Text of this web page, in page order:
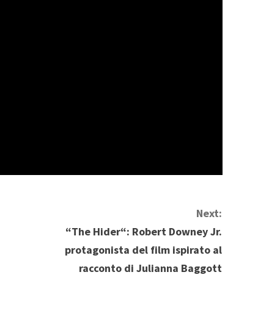
Next:
“The Hider“: Robert Downey Jr.
protagonista del film ispirato al
racconto di Julianna Baggott